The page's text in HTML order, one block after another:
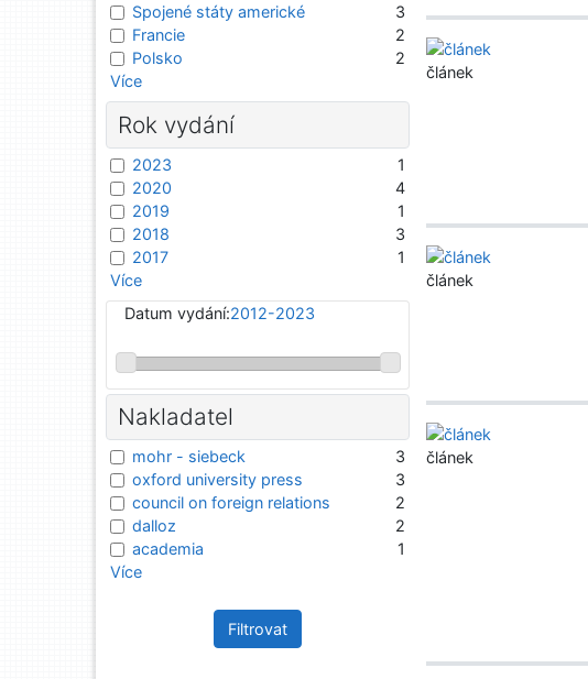
článek
článek
článek
Spojené státy americké
3
Francie
2
Polsko
2
Více
Rok vydání
2023
1
2020
4
2019
1
2018
3
2017
1
Více
Datum vydání:2012-2023
Nakladatel
mohr - siebeck
3
oxford university press
3
council on foreign relations
2
dalloz
2
academia
1
Více
Filtrovat